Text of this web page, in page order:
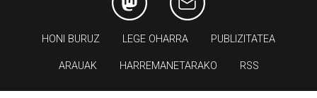
HONI BURUZ LEGE OHARRA PUBLIZITATEA
ARAUAK HARREMANETARAKO RSS